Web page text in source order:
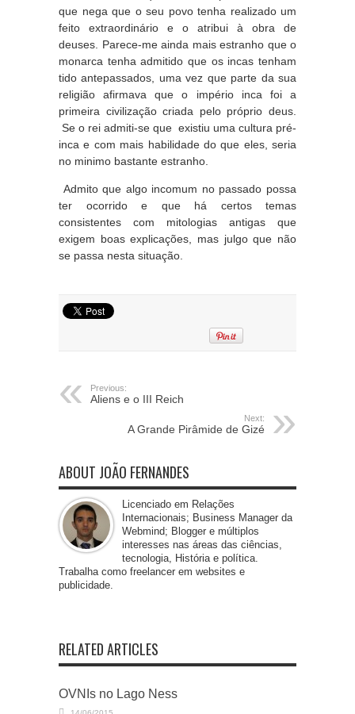
que nega que o seu povo tenha realizado um
feito extraordinário e o atribui à obra de
deuses. Parece-me ainda mais estranho que o
monarca tenha admitido que os incas tenham
tido antepassados, uma vez que parte da sua
religião afirmava que o império inca foi a
primeira civilização criada pelo próprio deus.
Se o rei admiti-se que existiu uma cultura pré-
inca e com mais habilidade do que eles, seria
no minimo bastante estranho.
Admito que algo incomum no passado possa
ter ocorrido e que há certos temas
consistentes com mitologias antigas que
exigem boas explicações, mas julgo que não
se passa nesta situação.
Previous:
Aliens e o III Reich
Next:
A Grande Pirâmide de Gizé
ABOUT JOÃO FERNANDES
Licenciado em Relações
Internacionais; Business Manager da
Webmind; Blogger e múltiplos
interesses nas áreas das ciências,
tecnologia, História e política.
Trabalha como freelancer em websites e
publicidade.
RELATED ARTICLES
OVNIs no Lago Ness